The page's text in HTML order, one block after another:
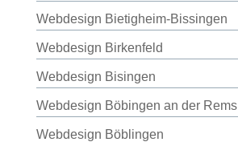
Webdesign Bietigheim-Bissingen
Webdesign Birkenfeld
Webdesign Bisingen
Webdesign Böbingen an der Rems
Webdesign Böblingen